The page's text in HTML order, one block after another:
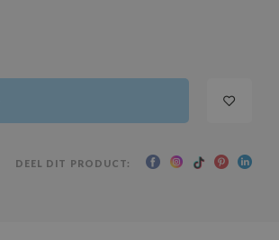
DEEL DIT PRODUCT: